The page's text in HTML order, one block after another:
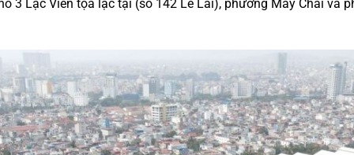
3 Lạc Viên tọa lạc tại (số 142 Lê Lai), phường Máy Chai và